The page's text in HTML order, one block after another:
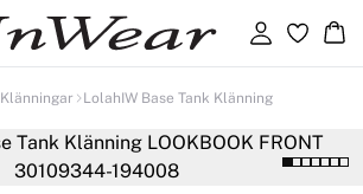
Logga in
Klänningar LolahIW Base Tank Klänning